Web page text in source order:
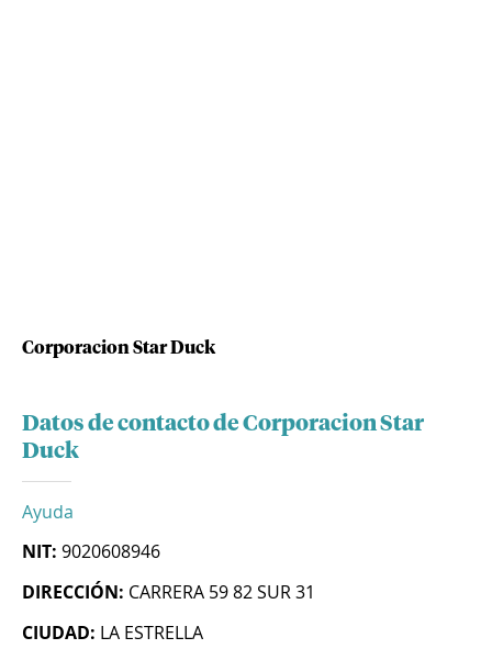
Corporacion Star Duck
Datos de contacto de Corporacion Star
Duck
Ayuda
NIT: 9020608946
DIRECCIÓN: CARRERA 59 82 SUR 31
CIUDAD: LA ESTRELLA